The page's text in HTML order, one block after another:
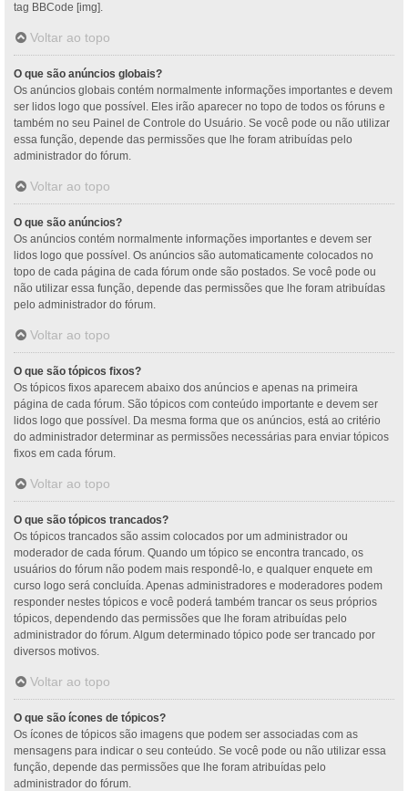
tag BBCode [img].
Voltar ao topo
O que são anúncios globais?
Os anúncios globais contém normalmente informações importantes e devem
ser lidos logo que possível. Eles irão aparecer no topo de todos os fóruns e
também no seu Painel de Controle do Usuário. Se você pode ou não utilizar
essa função, depende das permissões que lhe foram atribuídas pelo
administrador do fórum.
Voltar ao topo
O que são anúncios?
Os anúncios contém normalmente informações importantes e devem ser
lidos logo que possível. Os anúncios são automaticamente colocados no
topo de cada página de cada fórum onde são postados. Se você pode ou
não utilizar essa função, depende das permissões que lhe foram atribuídas
pelo administrador do fórum.
Voltar ao topo
O que são tópicos fixos?
Os tópicos fixos aparecem abaixo dos anúncios e apenas na primeira
página de cada fórum. São tópicos com conteúdo importante e devem ser
lidos logo que possível. Da mesma forma que os anúncios, está ao critério
do administrador determinar as permissões necessárias para enviar tópicos
fixos em cada fórum.
Voltar ao topo
O que são tópicos trancados?
Os tópicos trancados são assim colocados por um administrador ou
moderador de cada fórum. Quando um tópico se encontra trancado, os
usuários do fórum não podem mais respondê-lo, e qualquer enquete em
curso logo será concluída. Apenas administradores e moderadores podem
responder nestes tópicos e você poderá também trancar os seus próprios
tópicos, dependendo das permissões que lhe foram atribuídas pelo
administrador do fórum. Algum determinado tópico pode ser trancado por
diversos motivos.
Voltar ao topo
O que são ícones de tópicos?
Os ícones de tópicos são imagens que podem ser associadas com as
mensagens para indicar o seu conteúdo. Se você pode ou não utilizar essa
função, depende das permissões que lhe foram atribuídas pelo
administrador do fórum.